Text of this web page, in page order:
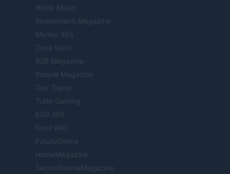
World Music
Investimenti Magazine
Money 365
Zona Nerd
B2B Magazine
People Magazine
Day Travel
Tutto Gaming
ESG 365
Food Wiki
FuturoDonna
HomeMagazine
SecondHomeMagazine